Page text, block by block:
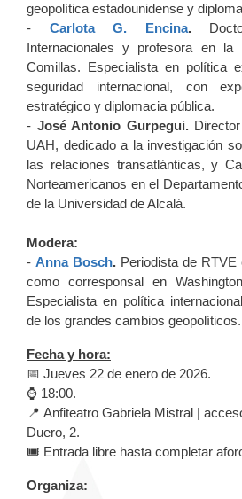
geopolítica estadounidense y
- Carlota G. Encina.
Internacionales y profesora en la
Comillas. Especialista en política
seguridad internacional, con
estratégico y diplomacia pública.
- José Antonio Gurpegui.Director
UAH, dedicado a la investigación
las relaciones transatlánticas, y
Norteamericanos en el
de la Universidad de Alcalá.
Modera:
- Anna Bosch. Periodista de
como corresponsal en
Especialista en política
de los grandes cambios geopolíticos.
Fecha y hora:
📅 Jueves 22 de enero de 2026.
⌚ 18:00.
📍 Anfiteatro Gabriela Mistral |
Duero, 2.
🎟️ Entrada libre hasta completar
Organiza: